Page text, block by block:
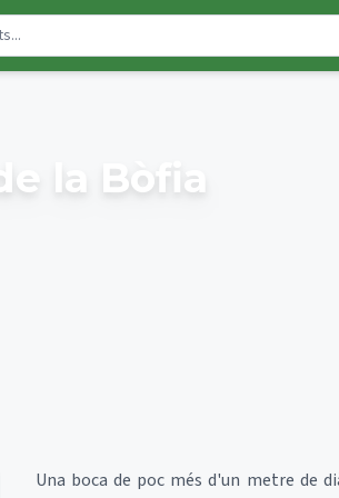
la Bòfia
Una boca de poc més d'un metre de